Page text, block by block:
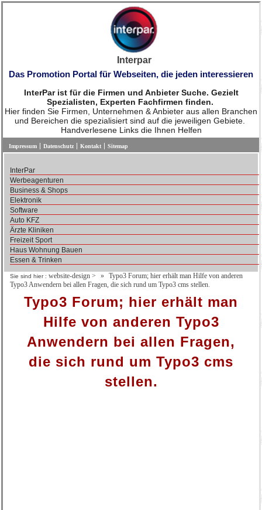
Interpar
Das Promotion Portal für Webseiten, die jeden interessieren
InterPar ist für die Firmen und Anbieter Suche. Gezielt
Spezialisten, Experten Fachfirmen finden.
Hier finden Sie Firmen, Unternehmen & Anbieter aus allen Branchen
und Bereichen die spezialisiert sind auf die jeweiligen Gebiete.
Handverlesene Links die Ihnen Helfen
Impressum Datenschutz Kontakt Sitemap
InterPar
Werbeagenturen
Business & Shops
Elektronik
Software
Auto KFZ
Ärzte Kliniken
Freizeit Sport
Haus Wohnung Bauen
Essen & Trinken
Sie sind hier : website-design >
Typo3 Forum; hier erhält man Hilfe von anderen
Typo3 Anwendern bei allen Fragen, die sich rund um Typo3 cms stellen.
Typo3 Forum; hier erhält man
Hilfe von anderen Typo3
Anwendern bei allen Fragen,
die sich rund um Typo3 cms
stellen.